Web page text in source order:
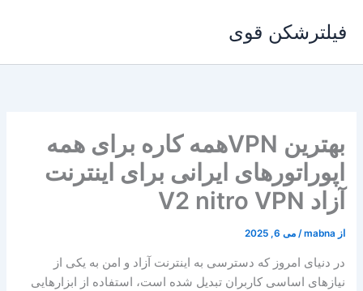
فیلترشکن قوی
بهترین VPNهمه کاره برای همه
اپوراتورهای ایرانی برای اینترنت
آزاد V2 nitro VPN
از mabna
/می 6, 2025
در دنیای امروز که دسترسی به اینترنت آزاد و امن به یکی از
نیازهای اساسی کاربران تبدیل شده است، استفاده از ابزارهایی